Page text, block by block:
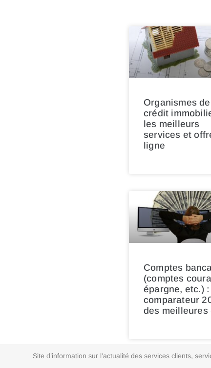
Organismes de
crédit
les meilleurs
services et
ligne
Comptes
(comptes
épargne, etc.) :
comparateur
des meilleures
Site d’information sur l’actualité des services clients,